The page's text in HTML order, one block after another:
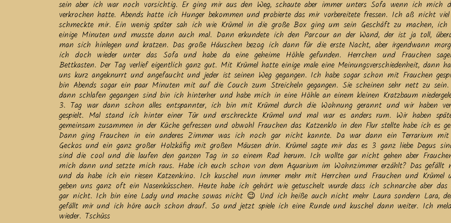
sein aber ich war noch vorsichtig. Er ging mir aus den Weg, schaute aber immer unters Sofa wenn ich mich
verkrochen hatte. Abends hatte ich Hunger bekommen und probierte das mir vorbereitete fressen. Ich aß nicht viel
schmeckte mir. Ein wenig später sah ich wie Krümel in die große Box ging um sein Geschäft zu machen, ich
einige Minuten und musste dann auch mal. Dann erkundete ich den Parcour an der Wand, der ist ja toll,
man sich hinlegen und kratzen. Das große Häuschen bezog ich dann für die erste Nacht, aber irgendwann
ich doch wieder unter das Sofa und habe da eine geheime Höhle gefunden. Herrchen und Frauchen
Bettkasten. Der Tag verlief eigentlich ganz gut. Mit Krümel hatte einige male eine Meinungsverschiedenheit, dann
uns kurz angeknurrt und angefaucht und jeder ist seinen Weg gegangen. Ich habe sogar schon mit Frauchen
bin Abends sogar ein paar Minuten mit auf die Couch zum Streicheln gegangen. Sie scheinen sehr nett zu
dann schlafen gegangen sind bin ich hinterher und habe mich in eine Höhle an einem kleinen Kratzbaum
3. Tag war dann schon alles entspannter, ich bin mit Krümel durch die Wohnung gerannt und wir haben
gespielt. Mal stand ich hinter einer Tür und erschreckte Krümel und mal war es anders rum. Wir haben
gemeinsam zusammen in der Küche gefressen und obwohl Frauchen das Katzenklo in den Flur stellte habe ich es
Dann ging Frauchen in ein anderes Zimmer was ich noch gar nicht kannte. Da war dann ein Terrarium mit
Geckos und ein ganz großer Holzkäfig mit großen Mäusen drin. Krümel sagte mir das es 3 ganz liebe Degus
sind die cool und die laufen den ganzen Tag in so einem Rad herum. Ich wollte gar nicht gehen aber
mich dann und setzte mich raus. Habe ich euch schon von dem Aquarium im Wohnzimmer erzählt? Das gefällt
und da habe ich ein riesen Katzenkino. Ich kuschel nun immer mehr mit Herrchen und Frauchen und Krümel
geben uns ganz oft ein Nasenküsschen. Heute habe ich gehört wie getuschelt wurde dass ich schnarche aber
gar nicht. Ich bin eine Lady und mache sowas nicht 😉 Und ich heiße auch nicht mehr Laura sondern Lara,
gefällt mir und ich höre auch schon drauf. So und jetzt spiele ich eine Runde und kuschel dann weiter. Ich
wieder. Tschüss